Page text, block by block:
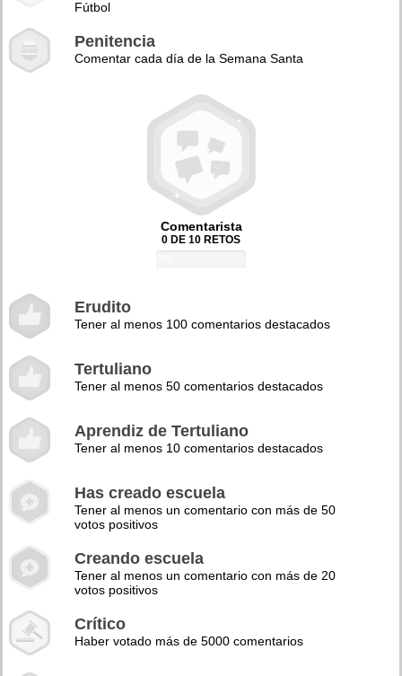
Fútbol
Penitencia
Comentar cada día de la Semana Santa
Comentarista
0 DE 10 RETOS
Erudito
Tener al menos 100 comentarios destacados
Tertuliano
Tener al menos 50 comentarios destacados
Aprendiz de Tertuliano
Tener al menos 10 comentarios destacados
Has creado escuela
Tener al menos un comentario con más de 50
votos positivos
Creando escuela
Tener al menos un comentario con más de 20
votos positivos
Crítico
Haber votado más de 5000 comentarios